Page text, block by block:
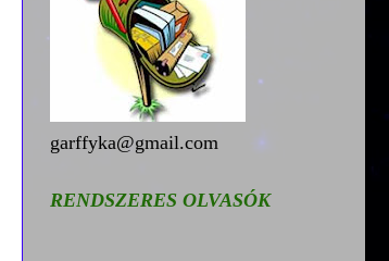
garffyka@gmail.com
RENDSZERES OLVASÓK